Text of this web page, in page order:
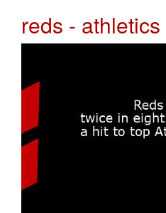
reds - athletics